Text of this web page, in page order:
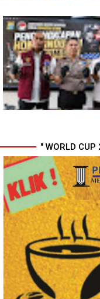
Komisi D DPRDSU Ikut
Bobby Nasution
Nias
Bahan dari Kamboja,
Sumut Bongkar Home
Vape Mengandung
" WORLD